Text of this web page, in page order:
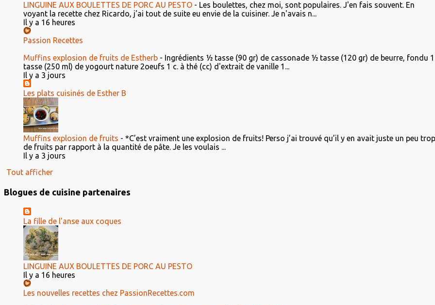
LINGUINE AUX BOULETTES DE PORC AU PESTO - Les boulettes, chez moi, sont populaires. J'en fais souvent. En
voyant la recette chez Ricardo, j'ai tout de suite eu envie de la cuisiner. Je n'avais n...
Il y a 16 heures
Passion Recettes
Muffins explosion de fruits de Estherb - Ingrédients ½ tasse (90 gr) de cassonade ½ tasse (120 gr) de beurre, fondu 1
tasse (250 ml) de yogourt nature 2oeufs 1 c. à thé (cc) d'extrait de vanille 1...
Il y a 3 jours
Les plats cuisinés de Esther B
Muffins explosion de fruits - *C’est vraiment une explosion de fruits! Perso j’ai trouvé qu’il y en avait juste un peu trop
de fruits par rapport à la quantité de pâte. Je les voulais ...
Il y a 3 jours
Tout afficher
Blogues de cuisine partenaires
La fille de l'anse aux coques
LINGUINE AUX BOULETTES DE PORC AU PESTO
Il y a 16 heures
Les nouvelles recettes chez PassionRecettes.com